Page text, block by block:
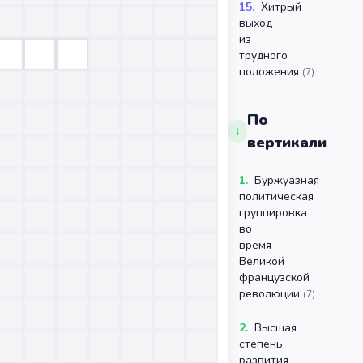
15. Хитрый
выход
из
трудного
положения (7)
↓
По
вертикали
1. Буржуазная
политическая
группировка
во
время
Великой
французской
революции (7)
2. Высшая
степень